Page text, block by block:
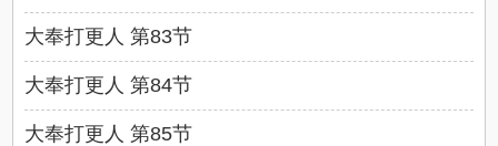
大奉打更人 第83节
大奉打更人 第84节
大奉打更人 第85节